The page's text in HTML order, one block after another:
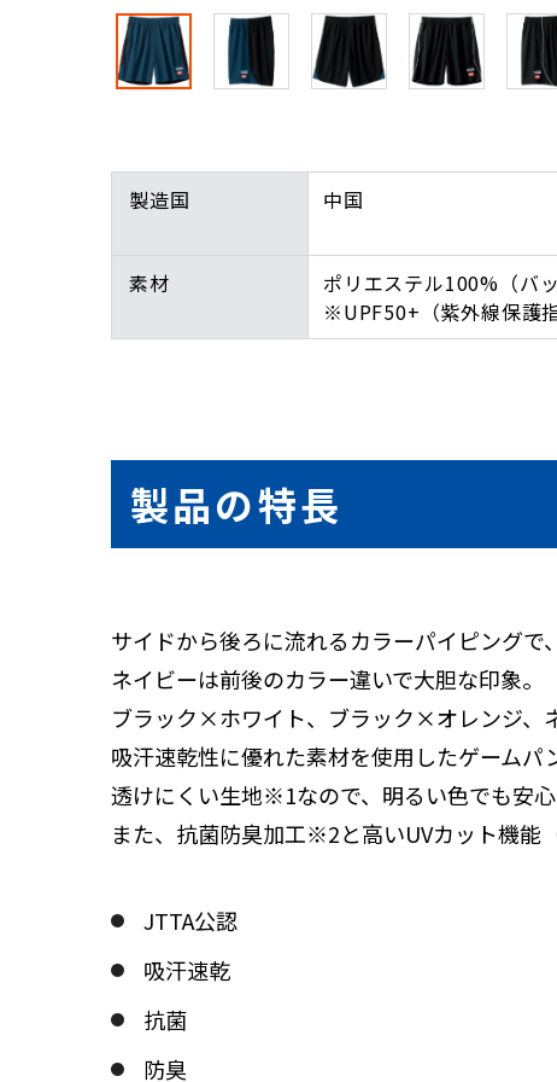
製造国 中国
素材
ポリエステル100%（バ
※UPF50+（紫外線保護
製品の特長
サイドから後ろに流れるカラーパイピングで
ネイビーは前後のカラー違いで大胆な印象。
ブラック×ホワイト、ブラック×オレンジ、
吸汗速乾性に優れた素材を使用したゲームパ
透けにくい生地※1なので、明るい色でも安心
また、抗菌防臭加工※2と高いUVカット機能
JTTA公認
吸汗速乾
抗菌
防臭